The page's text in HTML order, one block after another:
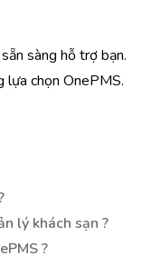
sàng hỗ trợ bạn.
lựa chọn OnePMS.
lý khách sạn ?
?